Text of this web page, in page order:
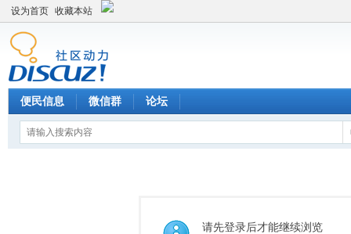
设为首页 收藏本站
便民信息 微信群 论坛
请先登录后才能继续浏览